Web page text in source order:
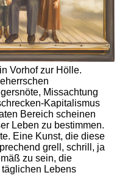
Vorhof zur Hölle.
Missachtung
Kapitalismus
Bereich scheinen
Leben zu bestimmen.
Eine Kunst, die diese
grell, schrill, ja
zu sein, die
Lebens